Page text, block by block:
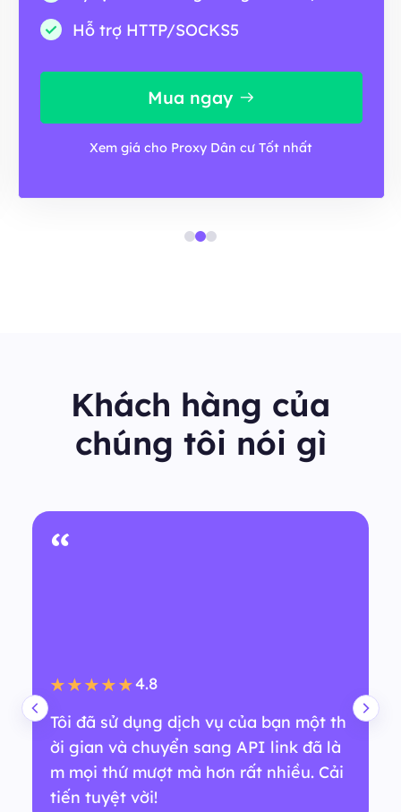
Hỗ trợ HTTP/SOCKS5
Mua ngay
Xem giá cho Proxy Dân cư Tốt nhất
Khách hàng của
chúng tôi nói gì
“
★★★★★4.8
Tôi đã sử dụng dịch vụ của bạn một th
ời gian và chuyển sang API link đã là
m mọi thứ mượt mà hơn rất nhiều. Cải
tiến tuyệt vời!